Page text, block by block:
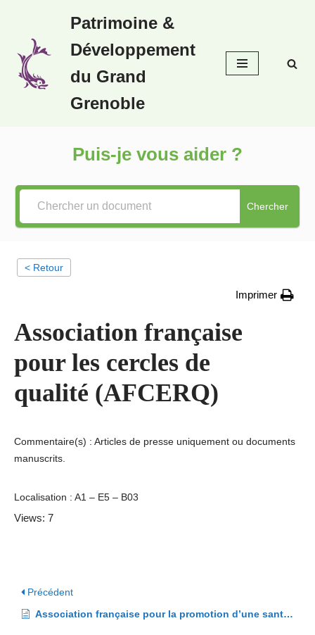
au
contenu
Patrimoine &
Développement
du Grand
Grenoble
Puis-je vous aider ?
Chercher
< Retour
Imprimer
Association française
pour les cercles de
qualité (AFCERQ)
Commentaire(s) : Articles de presse uniquement ou documents
manuscrits.
Localisation : A1 – E5 – B03
Views: 7
Précédent
Association française pour la promotion d’une santé parfaite (AFPSP)